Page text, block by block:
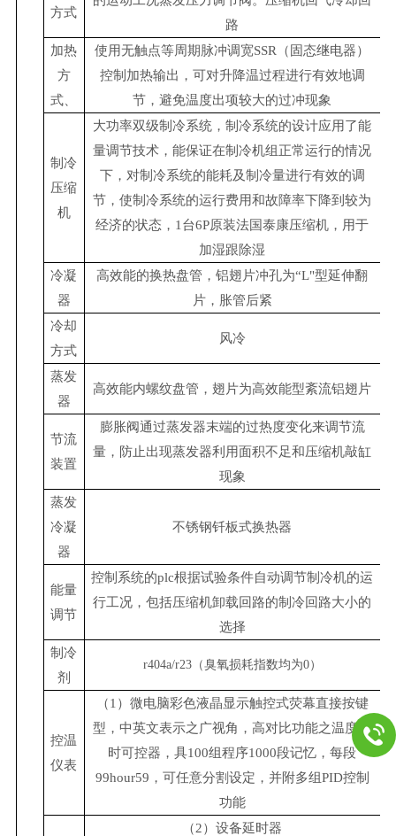
方式
路
加热
方
式、
使用无触点等周期脉冲调宽SSR（固态继电器）
控制加热输出，可对升降温过程进行有效地调
节，避免温度出项较大的过冲现象
制冷
压缩
机
大功率双级制冷系统，制冷系统的设计应用了能
量调节技术，能保证在制冷机组正常运行的情况
下，对制冷系统的能耗及制冷量进行有效的调
节，使制冷系统的运行费用和故障率下降到较为
经济的状态，1台6P原装法国泰康压缩机，用于
加湿跟除湿
冷凝
器
高效能的换热盘管，铝翅片冲孔为“L"型延伸翻
片，胀管后紧
冷却
方式
风冷
蒸发
器
高效能内螺纹盘管，翅片为高效能型紊流铝翅片
节流
装置
膨胀阀通过蒸发器末端的过热度变化来调节流
量，防止出现蒸发器利用面积不足和压缩机敲缸
现象
蒸发
冷凝
器
不锈钢钎板式换热器
能量
调节
控制系统的plc根据试验条件自动调节制冷机的运
行工况，包括压缩机卸载回路的制冷回路大小的
选择
制冷
剂
r404a/r23（臭氧损耗指数均为0）
控温
仪表
（1）微电脑彩色液晶显示触控式荧幕直接按键
型，中英文表示之广视角，高对比功能之温度同
时可控器，具100组程序1000段记忆，每段
99hour59，可任意分割设定，并附多组PID控制
功能
（2）设备延时器